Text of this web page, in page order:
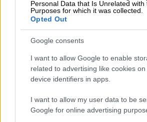
Personal Data that Is Unrelated with
Purposes for which it was collected.
Opted Out
Google consents
I want to allow Google to enable
related to advertising like cookies
device identifiers in apps.
I want to allow my user data to be
Google for online advertising
αντίστοιχα. Ακόμη συμβουλές
τακτοποίηση του ψυγείου στο
συνταγές για δροσερά
πως θα… διατηρήσετε την
μικρά μυστικά για να βάλετε
σας σε τάξη.
Όπως κάθε εβδομάδα στο
αναλυτικό πρόγραμμα της
ταινίες της εβδομάδας και